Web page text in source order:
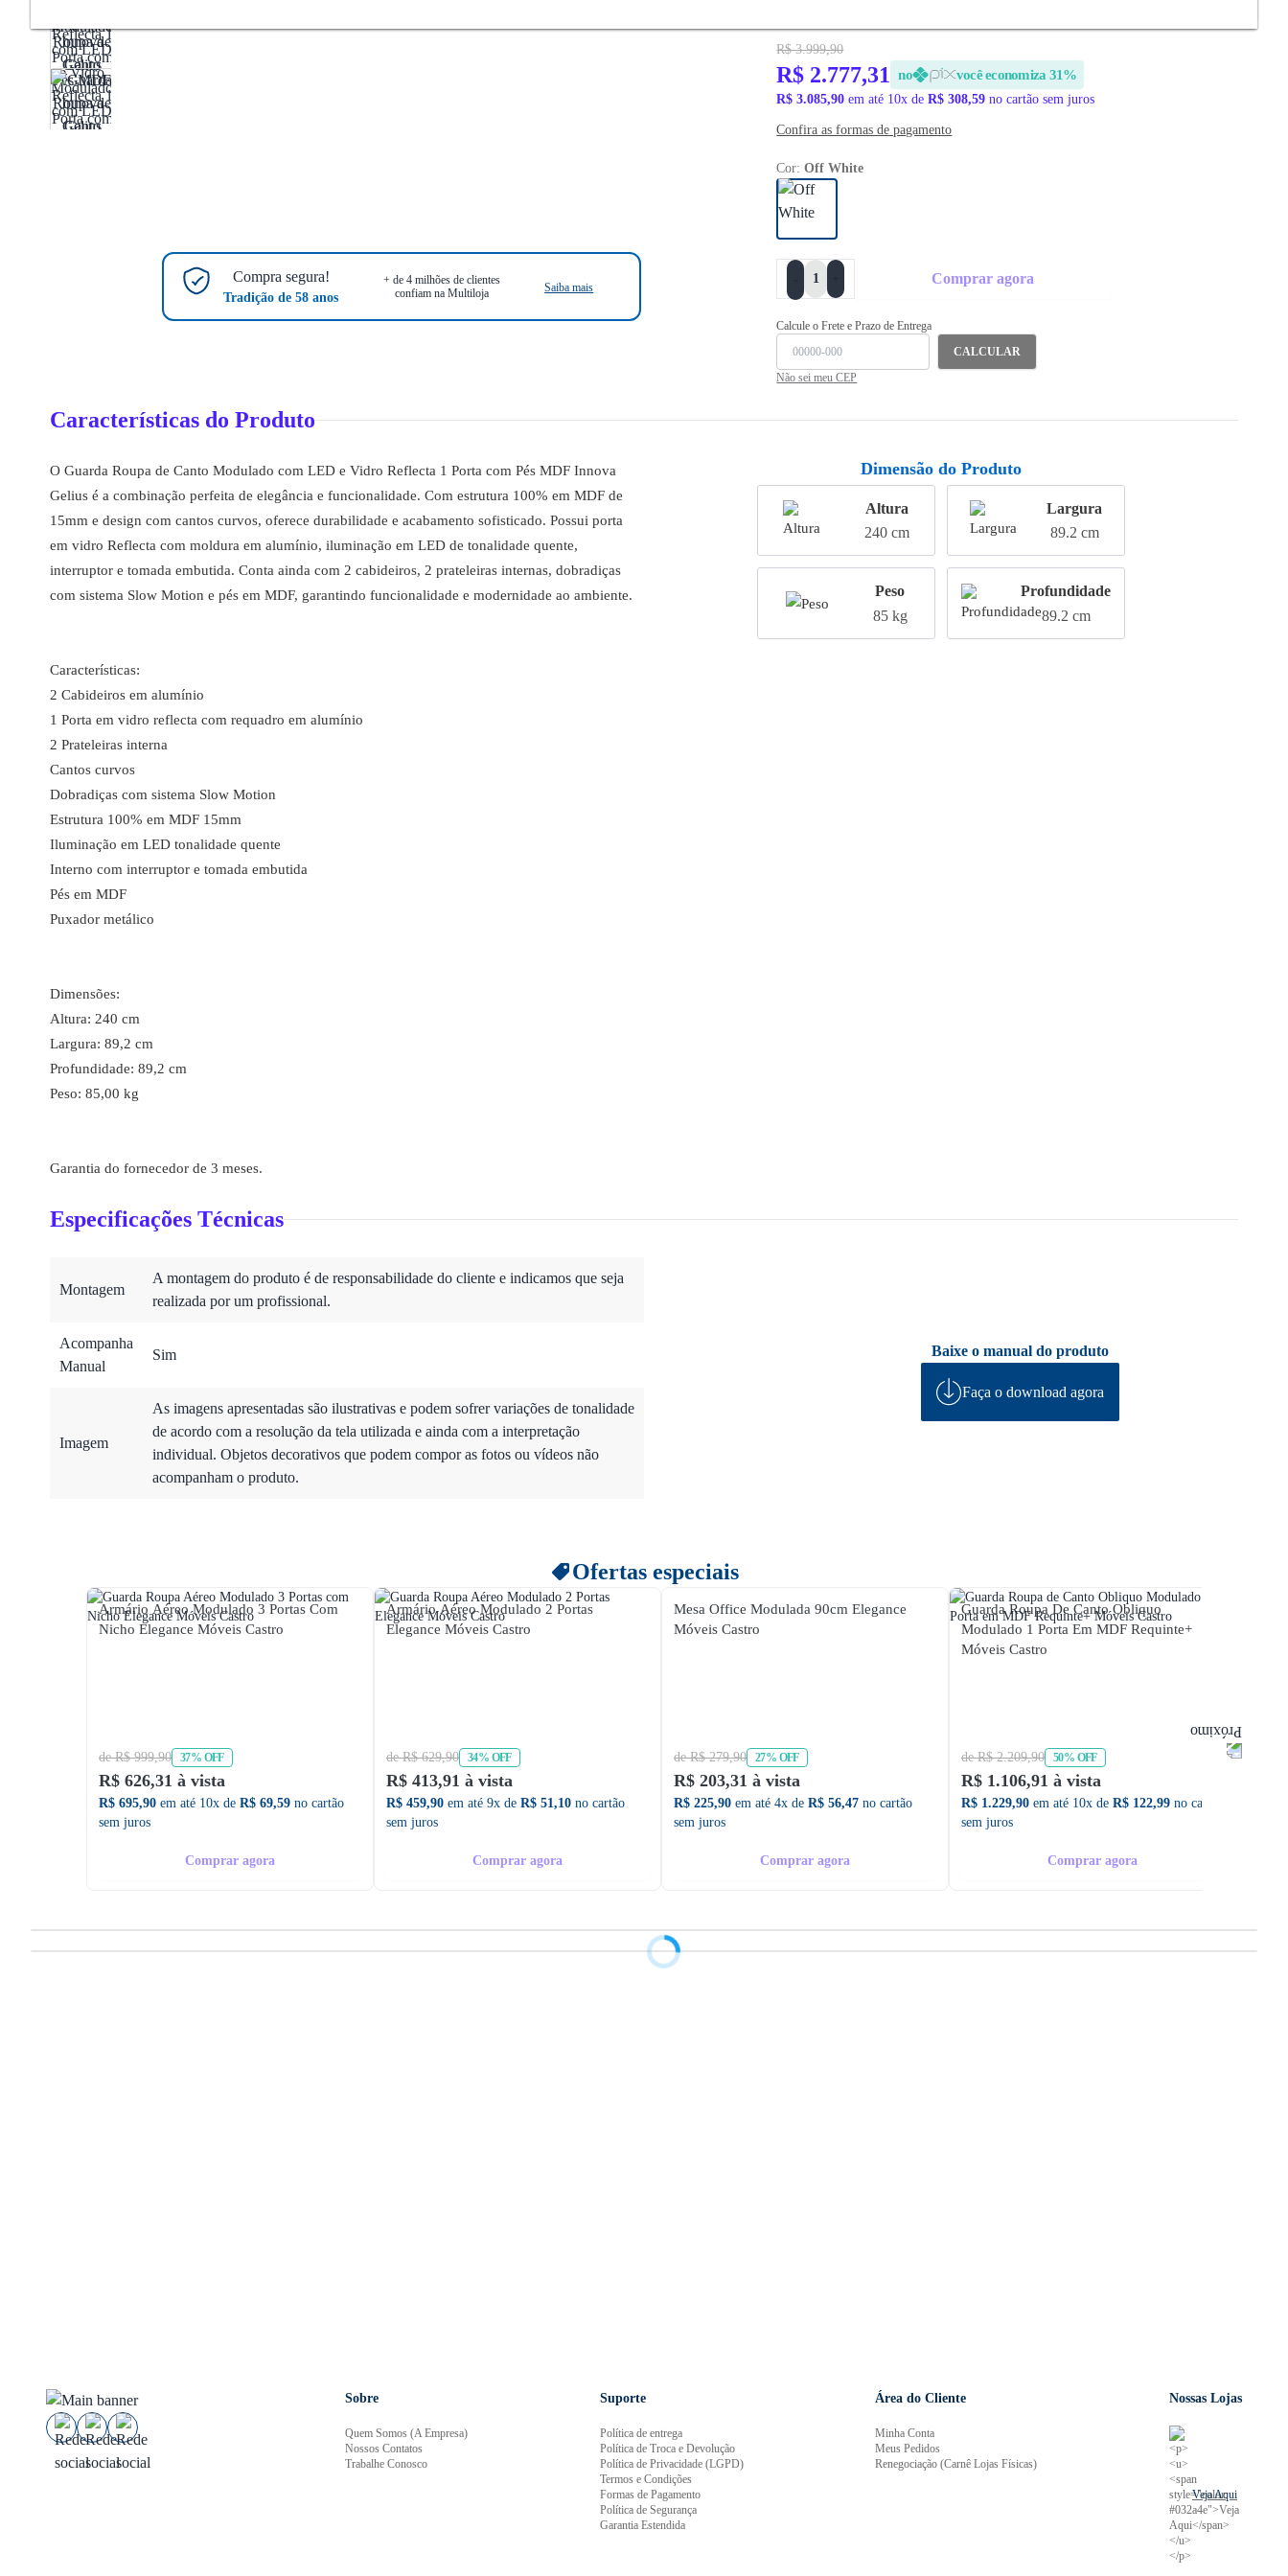
Compra segura!
Tradição de 58 anos
+ de 4 milhões de clientes
confiam na Multiloja
Saiba mais
R$ 3.999,90
R$ 2.777,31 no você economiza 31%
R$ 3.085,90 em até 10x deR$ 308,59 no cartão sem juros
Confira as formas de pagamento
Cor:Off White
Comprar agora
Calcule o Frete e Prazo de Entrega
CALCULAR
Não sei meu CEP
Características do Produto
O Guarda Roupa de Canto Modulado com LED e Vidro Reflecta 1 Porta com Pés MDF Innova
Gelius é a combinação perfeita de elegância e funcionalidade. Com estrutura 100% em MDF de
15mm e design com cantos curvos, oferece durabilidade e acabamento sofisticado. Possui porta
em vidro Reflecta com moldura em alumínio, iluminação em LED de tonalidade quente,
interruptor e tomada embutida. Conta ainda com 2 cabideiros, 2 prateleiras internas, dobradiças
com sistema Slow Motion e pés em MDF, garantindo funcionalidade e modernidade ao ambiente.
Características:
2 Cabideiros em alumínio
1 Porta em vidro reflecta com requadro em alumínio
2 Prateleiras interna
Cantos curvos
Dobradiças com sistema Slow Motion
Estrutura 100% em MDF 15mm
Iluminação em LED tonalidade quente
Interno com interruptor e tomada embutida
Pés em MDF
Puxador metálico
Dimensões:
Altura: 240 cm
Largura: 89,2 cm
Profundidade: 89,2 cm
Peso: 85,00 kg
Garantia do fornecedor de 3 meses.
Dimensão do Produto
Altura
240 cm
Largura
89.2 cm
Peso
85 kg
Profundidade
89.2 cm
Especificações Técnicas
Montagem
A montagem do produto é de responsabilidade do cliente e indicamos que seja
realizada por um profissional.
Acompanha
Manual
Sim
Imagem
As imagens apresentadas são ilustrativas e podem sofrer variações de tonalidade
de acordo com a resolução da tela utilizada e ainda com a interpretação
individual. Objetos decorativos que podem compor as fotos ou vídeos não
acompanham o produto.
Baixe o manual do produto
Faça o download agora
Ofertas especiais
Armário Aéreo Modulado 3 Portas Com
Nicho Elegance Móveis Castro
de R$ 999,90 37% OFF
R$ 626,31 à vista
R$ 695,90 em até 10x de R$ 69,59 no cartão
sem juros
Comprar agora
Armário Aéreo Modulado 2 Portas
Elegance Móveis Castro
de R$ 629,90 34% OFF
R$ 413,91 à vista
R$ 459,90 em até 9x de R$ 51,10 no cartão
sem juros
Comprar agora
Mesa Office Modulada 90cm Elegance
Móveis Castro
de R$ 279,90 27% OFF
R$ 203,31 à vista
R$ 225,90 em até 4x de R$ 56,47 no cartão
sem juros
Comprar agora
Guarda Roupa De Canto Obliquo
Modulado 1 Porta Em MDF Requinte+
Móveis Castro
de R$ 2.209,90 50% OFF
R$ 1.106,91 à vista
R$ 1.229,90 em até 10x de R$ 122,99 no cartão
sem juros
Comprar agora
Sobre
Quem Somos (A Empresa)
Nossos Contatos
Trabalhe Conosco
Suporte
Política de entrega
Política de Troca e Devolução
Política de Privacidade (LGPD)
Termos e Condições
Formas de Pagamento
Política de Segurança
Garantia Estendida
Área do Cliente
Minha Conta
Meus Pedidos
Renegociação (Carnê Lojas Físicas)
Nossas Lojas
Veja Aqui